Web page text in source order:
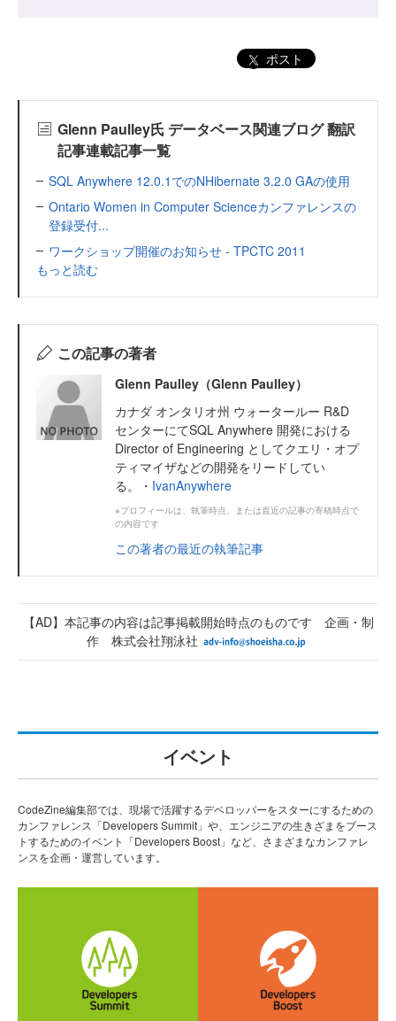
ポスト
Glenn Paulley氏 データベース関連ブログ 翻訳
記事連載記事一覧
SQL Anywhere 12.0.1でのNHibernate 3.2.0 GAの使用
Ontario Women in Computer Scienceカンファレンスの
登録受付...
ワークショップ開催のお知らせ - TPCTC 2011
もっと読む
この記事の著者
Glenn Paulley（Glenn Paulley）
カナダ オンタリオ州 ウォータールー R&D
センターにてSQL Anywhere 開発における
Director of Engineering としてクエリ・オプ
ティマイザなどの開発をリードしてい
る。・ IvanAnywhere
※プロフィールは、執筆時点、または直近の記事の寄稿時点で
の内容です
この著者の最近の執筆記事
【AD】本記事の内容は記事掲載開始時点のものです 企画・制
作 株式会社翔泳社
イベント
CodeZine編集部では、現場で活躍するデベロッパーをスターにするための
カンファレンス「Developers Summit」や、エンジニアの生きざまをブース
トするためのイベント「Developers Boost」など、さまざまなカンファレ
ンスを企画・運営しています。